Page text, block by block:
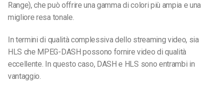
Range), che può offrire una gamma di colori più ampia e una
migliore resa tonale.
In termini di qualità complessiva dello streaming video, sia
HLS che MPEG-DASH possono fornire video di qualità
eccellente. In questo caso, DASH e HLS sono entrambi in
vantaggio.